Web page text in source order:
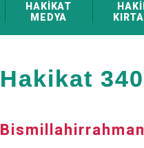
HAKİKAT
MEDYA
Hakikat